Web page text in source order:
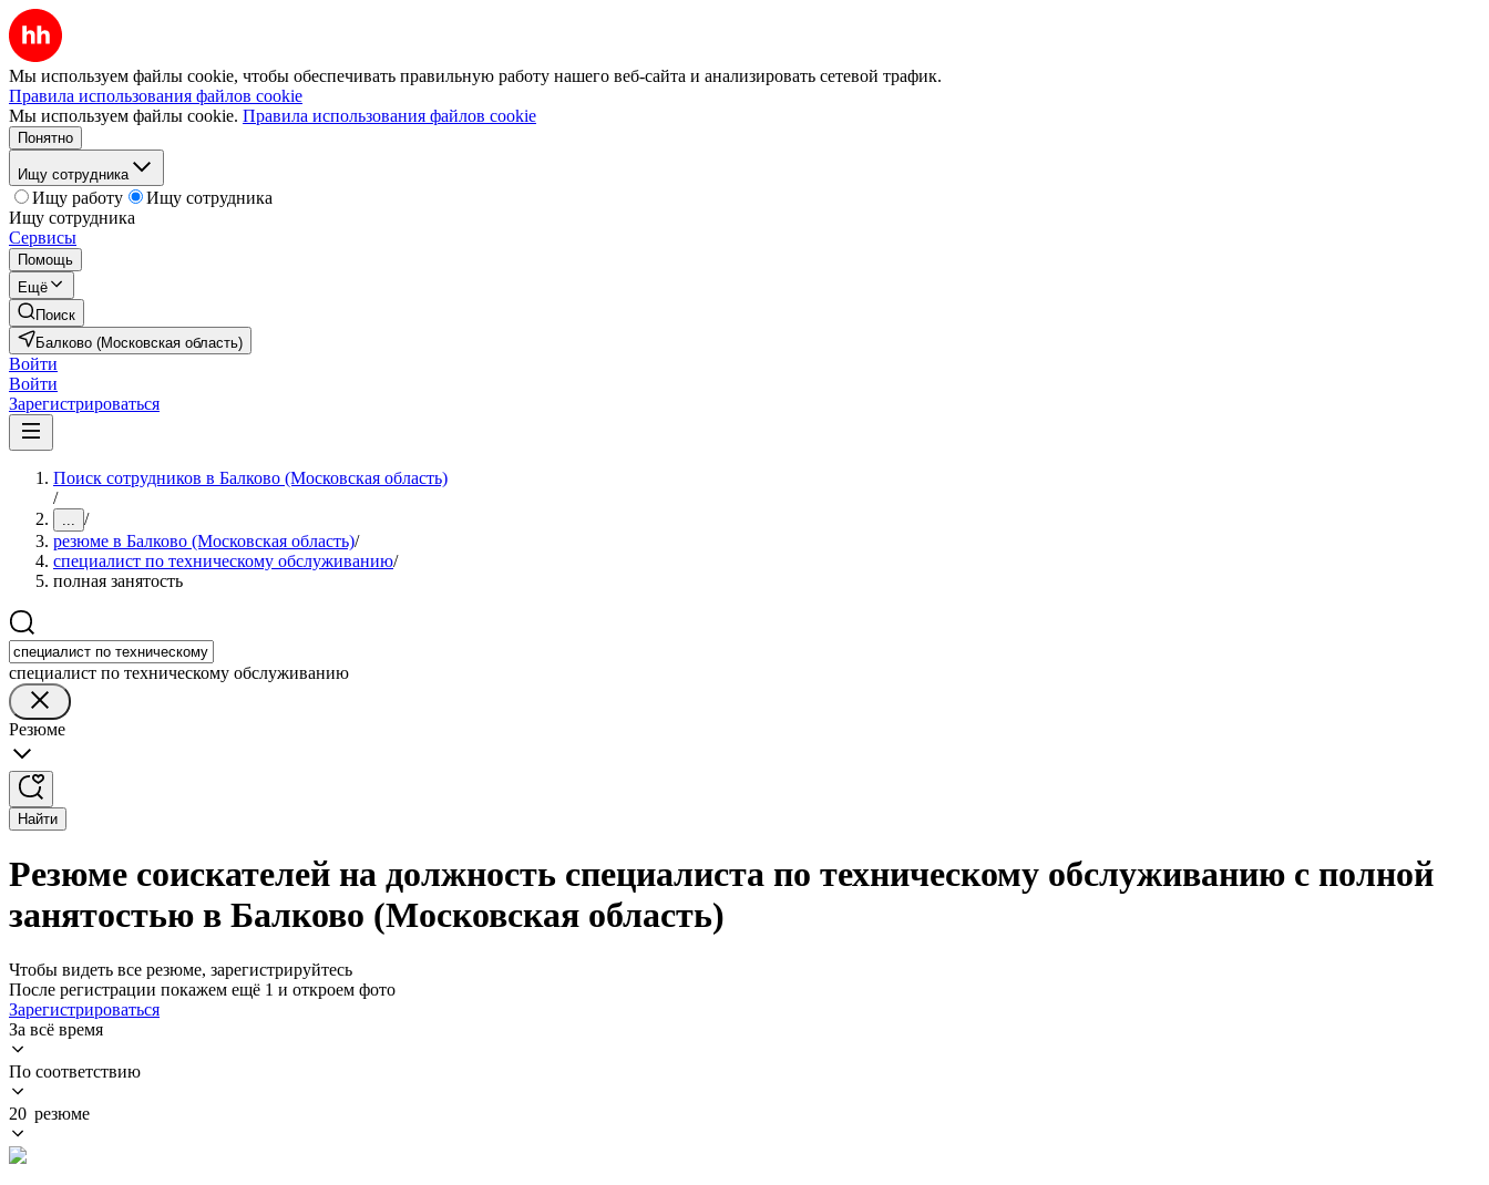
Мы используем файлы cookie, чтобы обеспечивать правильную работу нашего веб-сайта и анализировать сетевой трафик.
Правила использования файлов cookie
Мы используем файлы cookie. Правила использования файлов cookie
Понятно
Ищу сотрудника
Ищу работу
Ищу сотрудника
Ищу сотрудника
Сервисы
Помощь
Ещё
Поиск
Балково (Московская область)
Войти
Войти
Зарегистрироваться
Поиск сотрудников в Балково (Московская область)
/
... /
резюме в Балково (Московская область)/
специалист по техническому обслуживанию/
полная занятость
специалист по техническому обслуживанию
Резюме
Найти
Резюме соискателей на должность специалиста по техническому обслуживанию с полной
занятостью в Балково (Московская область)
Чтобы видеть все резюме, зарегистрируйтесь
После регистрации покажем ещё 1 и откроем фото
Зарегистрироваться
За всё время
По соответствию
20 резюме